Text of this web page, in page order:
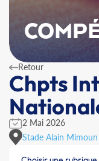
Retour
Chpts
2 Mai 2026
Stade Alain